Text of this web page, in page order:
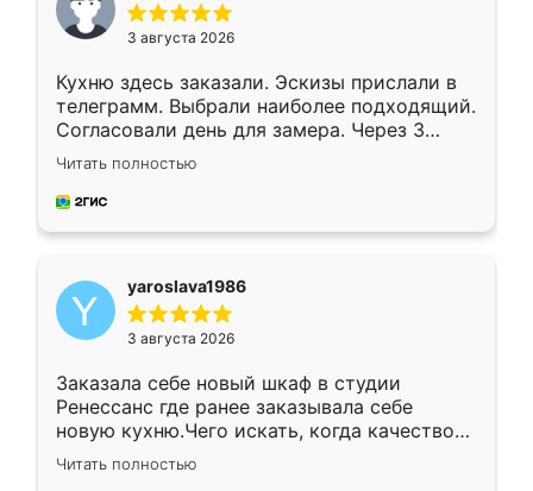
3 августа 2026
Кухню здесь заказали. Эскизы прислали в
телеграмм. Выбрали наиболее подходящий.
Согласовали день для замера. Через 3
недели кухня была уже готова. Остались
довольны работой. Спасибо Ренессанс
мебель за качественную работу!
Читать полностью
yaroslava1986
3 августа 2026
Заказала себе новый шкаф в студии
Ренессанс где ранее заказывала себе
новую кухню.Чего искать, когда качеством
вполне довольна. Служит кухня уже почти
два года, нареканий нет.
Читать полностью